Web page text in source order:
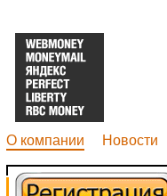
О компании Новости